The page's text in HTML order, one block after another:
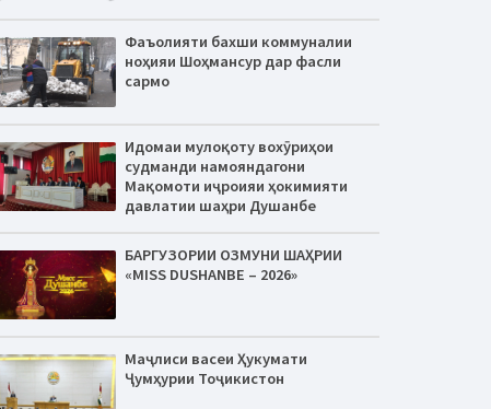
Фаъолияти бахши коммуналии
ноҳияи Шоҳмансур дар фасли
сармо
Идомаи мулоқоту вохӯриҳои
судманди намояндагони
Мақомоти иҷроияи ҳокимияти
давлатии шаҳри Душанбе
БАРГУЗОРИИ ОЗМУНИ ШАҲРИИ
«MISS DUSHANBE – 2026»
Маҷлиси васеи Ҳукумати
Ҷумҳурии Тоҷикистон